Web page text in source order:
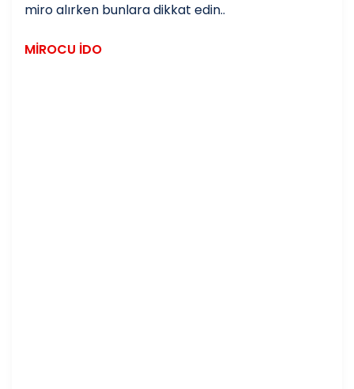
miro alırken bunlara dikkat edin..
MİROCU İDO